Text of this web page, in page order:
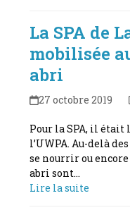
La SPA de
mobilisée
abri
27 octobre 2019
Pour la SPA, il était
l’UWPA. Au-delà
se nourrir ou
abri sont…
Lire la suite